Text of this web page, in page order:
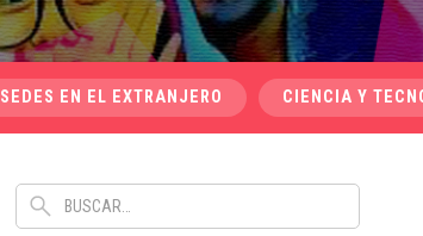
SEDES EN EL EXTRANJERO CIENCIA Y